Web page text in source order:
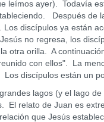
leímos ayer). Todavía
Después de
discípulos ya están
no regresa, los
otra orilla. A
con ellos". La
discípulos están un
lagos (y el lago de
El relato de Juan es
que Jesús